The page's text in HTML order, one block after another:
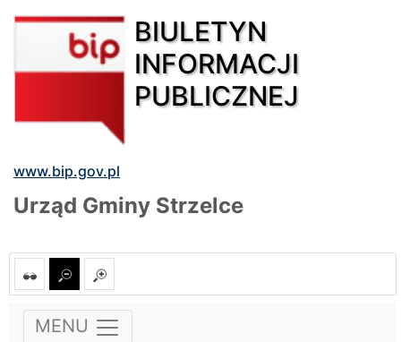
BIULETYN
INFORMACJI
PUBLICZNEJ
www.bip.gov.pl
Urząd Gminy Strzelce
MENU